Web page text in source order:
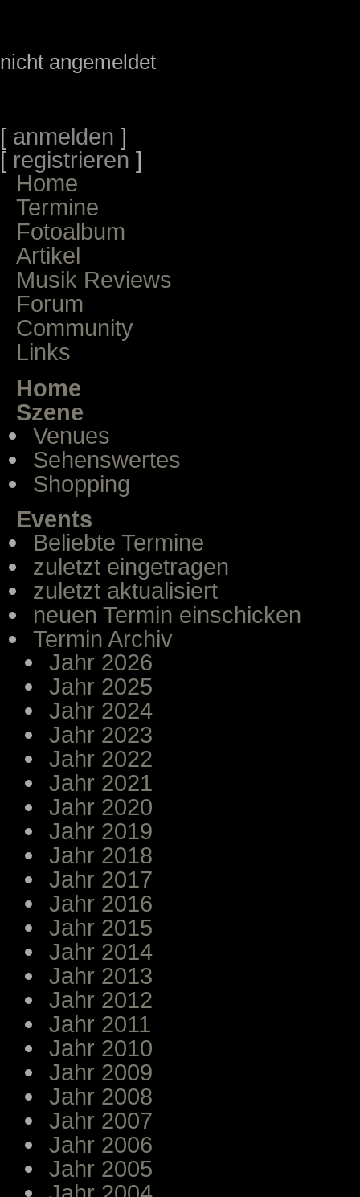
nicht angemeldet
[ anmelden ]
[ registrieren ]
Home
Termine
Fotoalbum
Artikel
Musik Reviews
Forum
Community
Links
Home
Szene
Venues
Sehenswertes
Shopping
Events
Beliebte Termine
zuletzt eingetragen
zuletzt aktualisiert
neuen Termin einschicken
Termin Archiv
Jahr 2026
Jahr 2025
Jahr 2024
Jahr 2023
Jahr 2022
Jahr 2021
Jahr 2020
Jahr 2019
Jahr 2018
Jahr 2017
Jahr 2016
Jahr 2015
Jahr 2014
Jahr 2013
Jahr 2012
Jahr 2011
Jahr 2010
Jahr 2009
Jahr 2008
Jahr 2007
Jahr 2006
Jahr 2005